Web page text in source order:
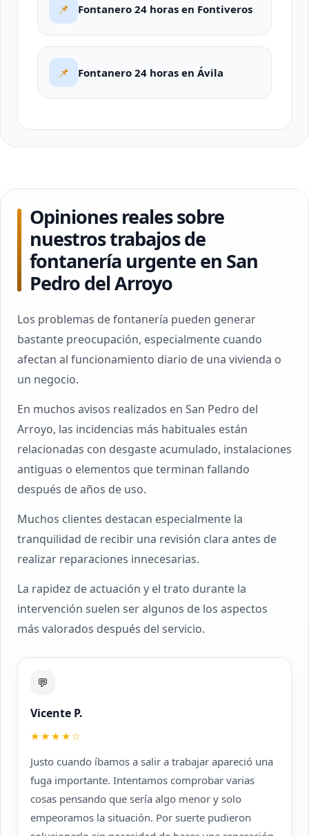
📌 Fontanero 24 horas en Fontiveros
📌 Fontanero 24 horas en Ávila
Opiniones reales sobre
nuestros trabajos de
fontanería urgente en San
Pedro del Arroyo
Los problemas de fontanería pueden generar
bastante preocupación, especialmente cuando
afectan al funcionamiento diario de una vivienda o
un negocio.
En muchos avisos realizados en San Pedro del
Arroyo, las incidencias más habituales están
relacionadas con desgaste acumulado, instalaciones
antiguas o elementos que terminan fallando
después de años de uso.
Muchos clientes destacan especialmente la
tranquilidad de recibir una revisión clara antes de
realizar reparaciones innecesarias.
La rapidez de actuación y el trato durante la
intervención suelen ser algunos de los aspectos
más valorados después del servicio.
💬
Vicente P.
★★★★☆
Justo cuando íbamos a salir a trabajar apareció una
fuga importante. Intentamos comprobar varias
cosas pensando que sería algo menor y solo
empeoramos la situación. Por suerte pudieron